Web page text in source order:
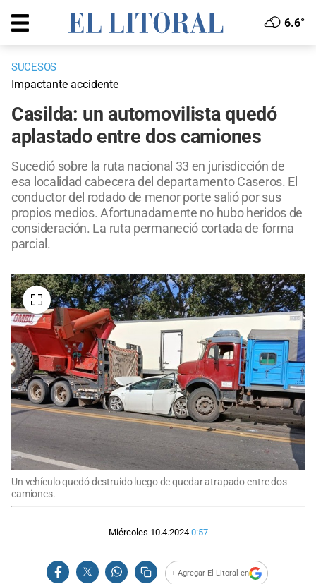
6.6°
SUCESOS
Impactante accidente
Casilda: un automovilista quedó
aplastado entre dos camiones
Sucedió sobre la ruta nacional 33 en jurisdicción de
esa localidad cabecera del departamento Caseros. El
conductor del rodado de menor porte salió por sus
propios medios. Afortunadamente no hubo heridos de
consideración. La ruta permaneció cortada de forma
parcial.
Un vehículo quedó destruido luego de quedar atrapado entre dos
camiones.
Miércoles 10.4.2024 0:57
+ Agregar El Litoral en